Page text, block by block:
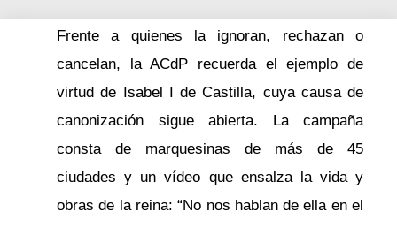
Frente a quienes la ignoran, rechazan o
cancelan, la ACdP recuerda el ejemplo de
virtud de Isabel I de Castilla, cuya causa de
canonización sigue abierta. La campaña
consta de marquesinas de más de 45
ciudades y un vídeo que ensalza la vida y
obras de la reina: “No nos hablan de ella en el